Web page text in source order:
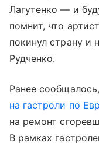
Лагутенко — и
помнит, что
покинул страну и
Рудченко.
Ранее
на гастроли по
на ремонт
В рамках